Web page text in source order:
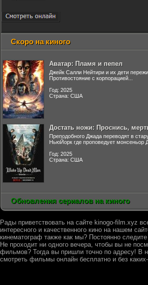
Скоро на киного
Аватар: Пламя и пепел
Джейк Салли Нейтири и их дети
Противостояние с корпорацией...
Год: 2025
Страна: США
Достать ножи: Проснись,
Преподобного Джада переводят в
НьюЙорк где проповедует монсеньор
Год: 2025
Страна: США
Обновления сериалов на киного
Рады приветствовать на сайте kinogo-film.xyz
интересного и качественного кино на нашем
кинематограф также как мы? Постоянно
Не проходит ни одного вечера, чтобы вы не
фильмов? Тогда вы пришли точно по адресу! В
смотреть фильмы онлайн бесплатно и без